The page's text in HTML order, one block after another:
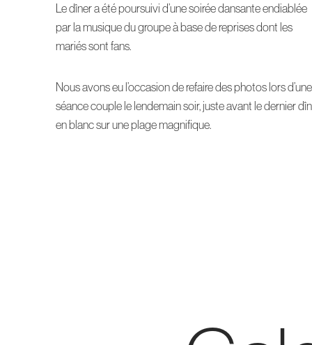
Le dîner a été poursuivi d’une soirée dansante endiablée
par la musique du groupe à base de reprises dont les
mariés sont fans.
Nous avons eu l’occasion de refaire des photos lors d’une
séance couple le lendemain soir, juste avant le dernier
en blanc sur une plage magnifique.